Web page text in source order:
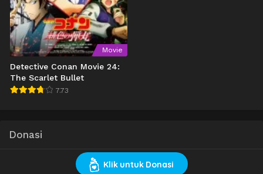
Movie
Detective Conan Movie 24:
The Scarlet Bullet
7.73
Donasi
Klik untuk Donasi